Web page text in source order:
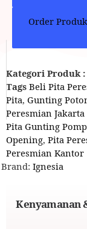
Order
Kategori Produk :
Tags Beli Pita
Pita, Gunting
Peresmian Jakarta
Pita Gunting
Opening, Pita
Peresmian Kantor
Brand: Ignesia
Kenyamanan